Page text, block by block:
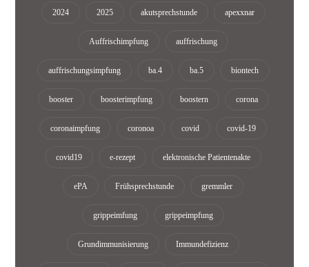
2024 2025 akutsprechstunde apexxnar
Auffrischimpfung auffrischung
auffrischungsimpfung ba.4 ba.5 biontech
booster boosterimpfung boostern corona
coronaimpfung coronoa covid covid-19
covid19 e-rezept elektronische Patientenakte
ePA Frühsprechstunde gremmler
grippeimfung grippeimpfung
Grundimmunisierung Immundefizienz